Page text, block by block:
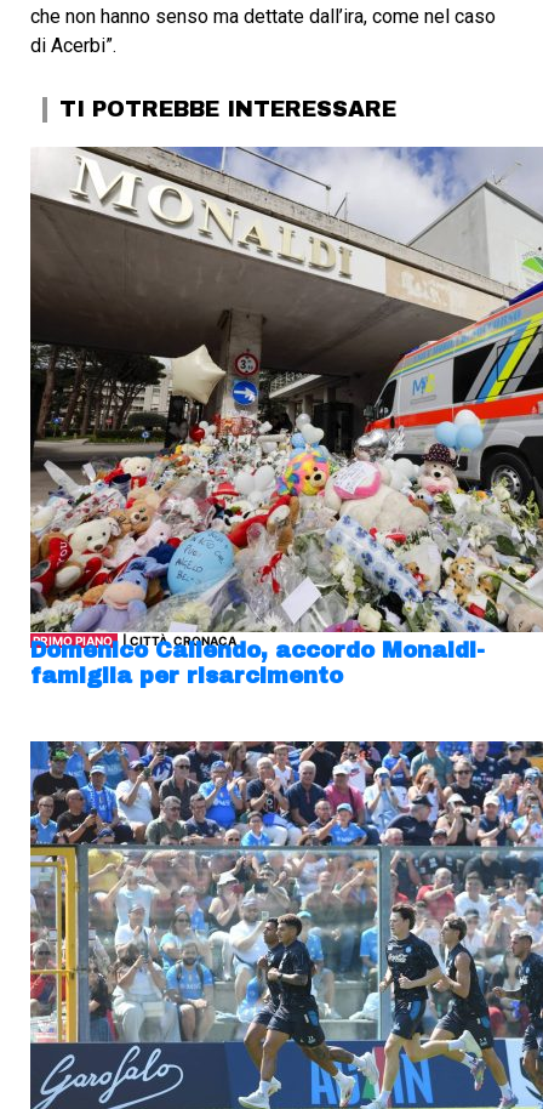
che non hanno senso ma dettate dall’ira, come nel caso
di Acerbi”.
TI POTREBBE INTERESSARE
PRIMO PIANO| CITTÀ, CRONACA
Domenico Caliendo, accordo Monaldi-
famiglia per risarcimento